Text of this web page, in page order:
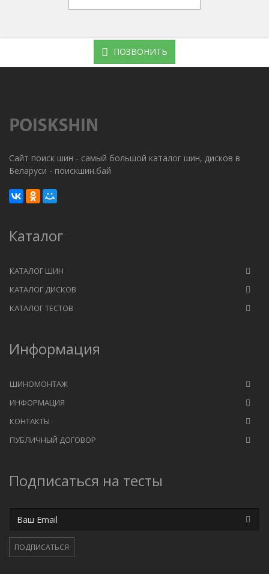
ПОЗВОНИТЬ
Сайт поиск шин - самый большой каталог шин, дисков в
Беларуси - поискшин.бай
Каталог
КАТАЛОГ ШИН
КАТАЛОГ ДИСКОВ
КАТАЛОГ ТЕСТОВ
Информация
ШИНОМОНТАЖ
ИНФОРМАЦИЯ
КОНТАКТЫ
ПУБЛИЧНЫЙ ДОГОВОР
Подписаться на тесты
ПОДПИСАТЬСЯ